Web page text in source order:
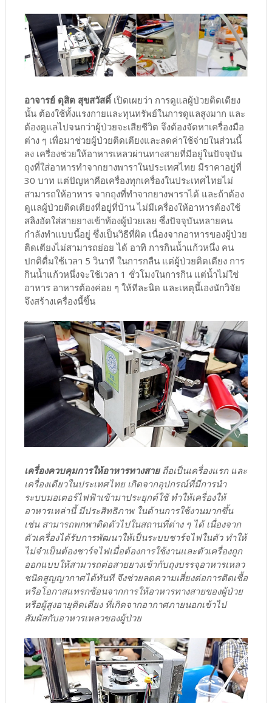
อาจารย์ ดุสิต สุขสวัสดิ์เปิดเผยว่า การดูแลผู้ป่วยติดเตียง
นั้น ต้องใช้ทั้งแรงกายและทุนทรัพย์ในการดูแลสูงมาก และ
ต้องดูแลไปจนกว่าผู้ป่วยจะเสียชีวิต จึงต้องจัดหาเครื่องมือ
ต่าง ๆ เพื่อมาช่วยผู้ป่วยติดเตียงและลดค่าใช้จ่ายในส่วนนี้
ลง เครื่องช่วยให้อาหารเหลวผ่านทางสายที่มีอยู่ในปัจจุบัน
ถุงที่ใส่อาหารทำจากยางพาราในประเทศไทย มีราคาอยู่ที่
30 บาท แต่ปัญหาคือเครื่องทุกเครื่องในประเทศไทยไม่
สามารถให้อาหาร จากถุงที่ทำจากยางพาราได้ และถ้าต้อง
ดูแลผู้ป่วยติดเตียงที่อยู่ที่บ้าน ไม่มีเครื่องให้อาหารต้องใช้
สลิงอัดใส่สายยางเข้าท้องผู้ป่วยเลย ซึ่งปัจจุบันหลายคน
กำลังทำแบบนี้อยู่ ซึ่งเป็นวิธีที่ผิด เนื่องจากอาหารของผู้ป่วย
ติดเตียงไม่สามารถย่อย ได้ อาทิ การกินน้ำแก้วหนึ่ง คน
ปกติดื่มใช้เวลา 5 วินาที ในการกลืน แต่ผู้ป่วยติดเตียง การ
กินน้ำแก้วหนึ่งจะใช้เวลา 1 ชั่วโมงในการกิน แต่น้ำไม่ใช่
อาหาร อาหารต้องค่อย ๆ ให้ทีละนิด และเหตุนี้เองนักวิจัย
จึงสร้างเครื่องนี้ขึ้น
เครื่องควบคุมการให้อาหารทางสายถือเป็นเครื่องแรก และ
เครื่องเดียวในประเทศไทย เกิดจากอุปกรณ์ที่มีการนำ
ระบบมอเตอร์ไฟฟ้าเข้ามาประยุกต์ใช้ ทำให้เครื่องให้
อาหารเหล่านี้ มีประสิทธิภาพ ในด้านการใช้งานมากขึ้น
เช่น สามารถพกพาติดตัวไปในสถานที่ต่าง ๆ ได้ เนื่องจาก
ตัวเครื่องได้รับการพัฒนาให้เป็นระบบชาร์จไฟในตัว ทำให้
ไม่จำเป็นต้องชาร์จไฟเมื่อต้องการใช้งานและตัวเครื่องถูก
ออกแบบให้สามารถต่อสายยางเข้ากับถุงบรรจุอาหารเหลว
ชนิดสูญญากาศได้ทันที จึงช่วยลดความเสี่ยงต่อการติดเชื้อ
หรือโอกาสแทรกซ้อนจากการให้อาหารทางสายของผู้ป่วย
หรือผู้สูงอายุติดเตียง ที่เกิดจากอากาศภายนอกเข้าไป
สัมผัสกับอาหารเหลวของผู้ป่วย